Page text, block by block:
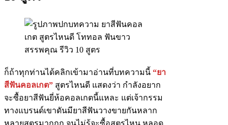
ก็ถ้าทุกท่านได้คลิกเข้ามาอ่านที่บทความนี้ “ยา
สีฟันคอลเกต” สูตรไหนดี แสดงว่า กำลังอยาก
จะซื้อยาสีฟันยี่ห้อคอลเกตนี้แหละ แต่เจ้ากรรม
ทางแบรนด์เขาดันมียาสีฟันวางขายกันหลาก